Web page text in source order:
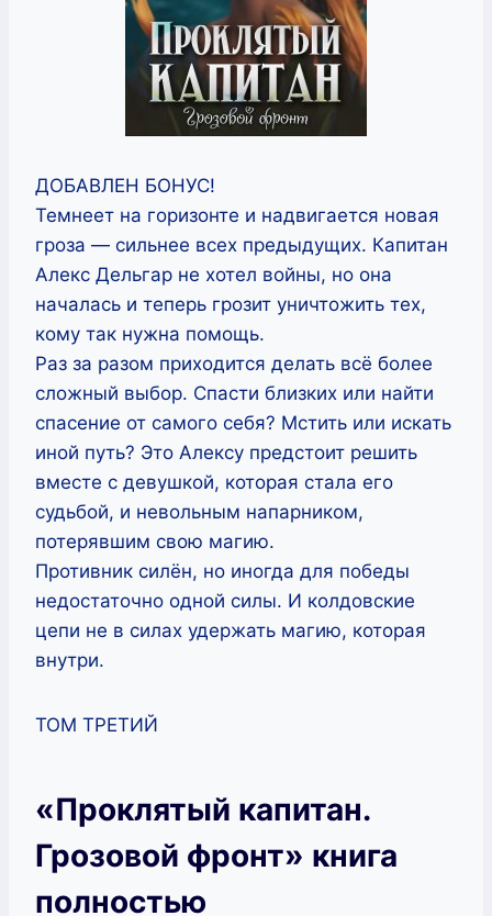
ДОБАВЛЕН БОНУС!
Темнеет на горизонте и надвигается новая
гроза — сильнее всех предыдущих. Капитан
Алекс Дельгар не хотел войны, но она
началась и теперь грозит уничтожить тех,
кому так нужна помощь.
Раз за разом приходится делать всё более
сложный выбор. Спасти близких или найти
спасение от самого себя? Мстить или искать
иной путь? Это Алексу предстоит решить
вместе с девушкой, которая стала его
судьбой, и невольным напарником,
потерявшим свою магию.
Противник силён, но иногда для победы
недостаточно одной силы. И колдовские
цепи не в силах удержать магию, которая
внутри.
ТОМ ТРЕТИЙ
«Проклятый капитан.
Грозовой фронт» книга
полностью